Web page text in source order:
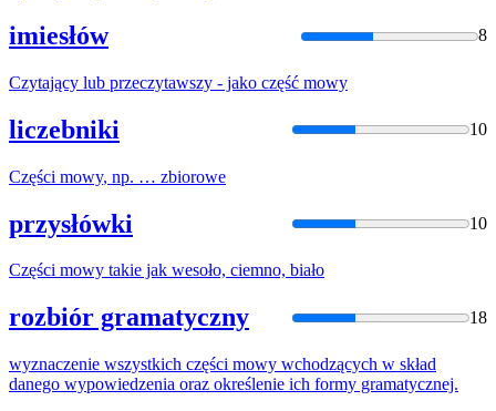
imiesłów 8
Czytający lub przeczytawszy - jako część mowy
liczebniki 10
Części mowy, np. … zbiorowe
przysłówki 10
Części mowy takie jak wesoło, ciemno, biało
rozbiór gramatyczny 18
wyznaczenie wszystkich części mowy wchodzących w skład
danego wypowiedzenia oraz określenie ich formy gramatycznej.